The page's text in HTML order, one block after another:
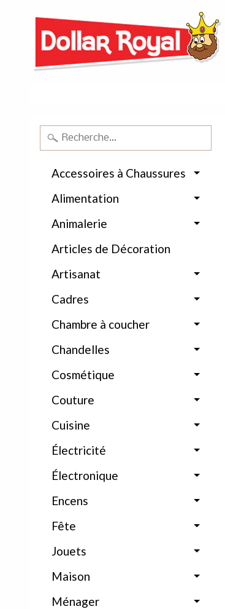
Accessoires à Chaussures
Alimentation
Animalerie
Articles de Décoration
Artisanat
Cadres
Chambre à coucher
Chandelles
Cosmétique
Couture
Cuisine
Électricité
Électronique
Encens
Fête
Jouets
Maison
Ménager